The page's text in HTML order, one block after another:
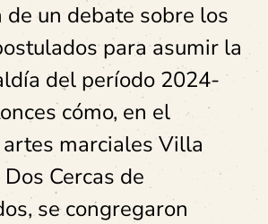
de un debate sobre los
para asumir la
del período 2024-
cómo, en el
marciales Villa
Cercas de
se congregaron